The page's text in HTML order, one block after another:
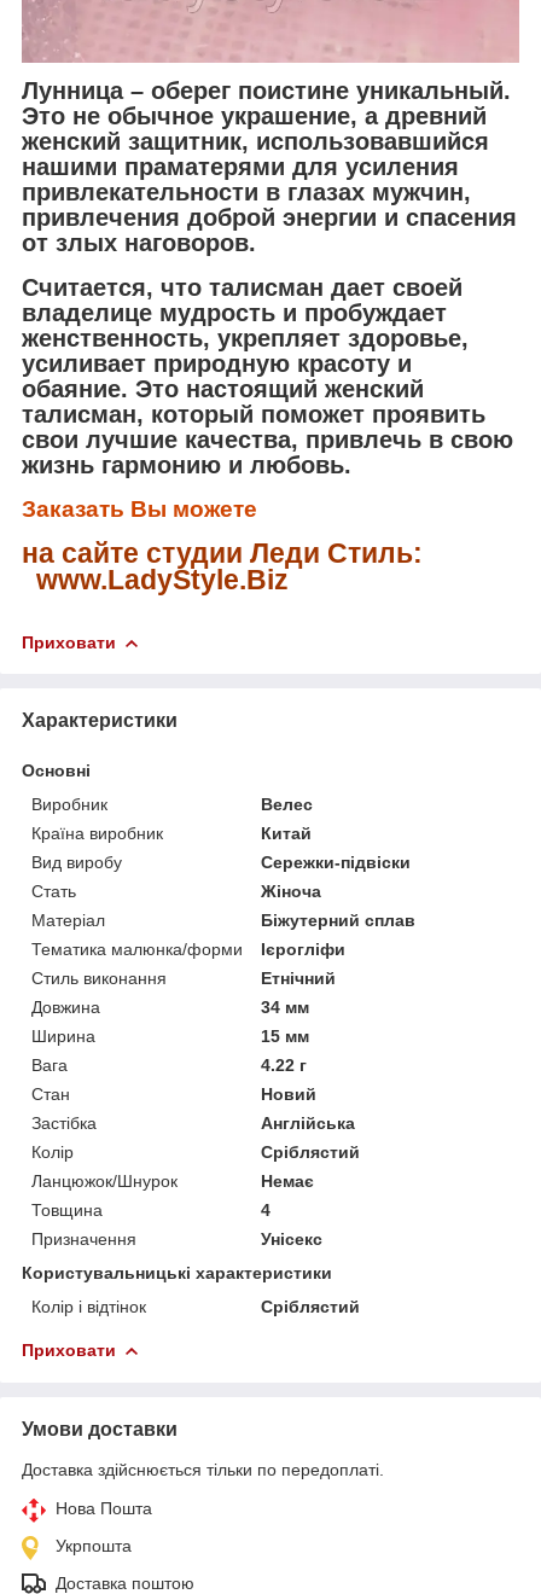
Лунница – оберег поистине уникальный.
Это не обычное украшение, а древний
женский защитник, использовавшийся
нашими праматерями для усиления
привлекательности в глазах мужчин,
привлечения доброй энергии и спасения
от злых наговоров.
Считается, что талисман дает своей
владелице мудрость и пробуждает
женственность, укрепляет здоровье,
усиливает природную красоту и
обаяние. Это настоящий женский
талисман, который поможет проявить
свои лучшие качества, привлечь в свою
жизнь гармонию и любовь.
Заказать Вы можете
на сайте студии Леди Стиль:
www.LadyStyle.Biz
Приховати
Характеристики
Основні
Виробник
Велес
Країна виробник
Китай
Вид виробу
Сережки-підвіски
Стать
Жіноча
Матеріал
Біжутерний сплав
Тематика малюнка/форми
Ієрогліфи
Стиль виконання
Етнічний
Довжина
34 мм
Ширина
15 мм
Вага
4.22 г
Стан
Новий
Застібка
Англійська
Колір
Сріблястий
Ланцюжок/Шнурок
Немає
Товщина
4
Призначення
Унісекс
Користувальницькі характеристики
Колір і відтінок
Сріблястий
Приховати
Умови доставки
Доставка здійснюється тільки по передоплаті.
Нова Пошта
Укрпошта
Доставка поштою